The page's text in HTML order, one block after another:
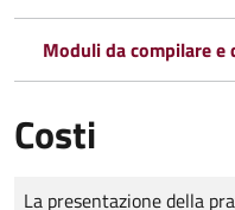
Moduli da compilare e
Costi
Tipo di pagamento
Importo
La presentazione della